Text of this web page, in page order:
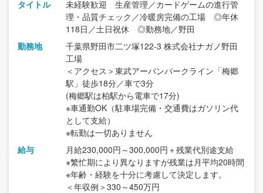
タイトル
未経験歓迎 生産管理／カードゲームの進行管
理・品質チェック／冷暖房完備の工場 ◎年休
118日／土日祝休 ◎勤務地／野田
勤務地
千葉県野田市二ツ塚122-3 株式会社ナガノ野田
工場
＜アクセス＞東武アーバンパークライン「梅郷
駅」徒歩18分／車で3分
(梅郷駅は柏駅から電車で17分)
※車通勤OK（駐車場完備・交通費はガソリン代
として支給）
※転勤は一切ありません
給与
月給230,000円～300,000円＋残業代別途支給
※繁忙期により異なりますが残業は月平均20時間
※年齢・経験を十分に考慮して決定します。
＜年収例＞330～450万円